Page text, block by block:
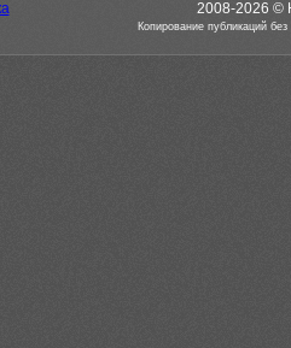
2008-2026 ©
Копирование публикаций